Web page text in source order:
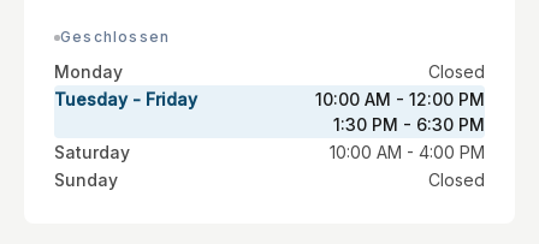
Geschlossen
Monday
Closed
Tuesday - Friday
10:00 AM - 12:00 PM
1:30 PM - 6:30 PM
Saturday
10:00 AM - 4:00 PM
Sunday
Closed